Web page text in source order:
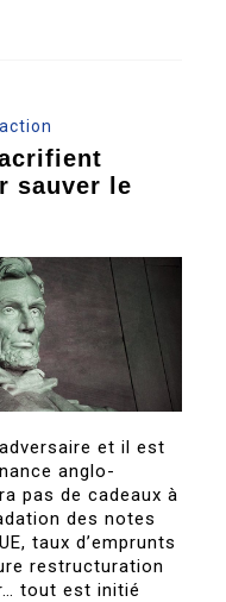
sauver le
et il est
anglo-
pas de cadeaux à
des notes
taux d’emprunts
restructuration
tout est initié